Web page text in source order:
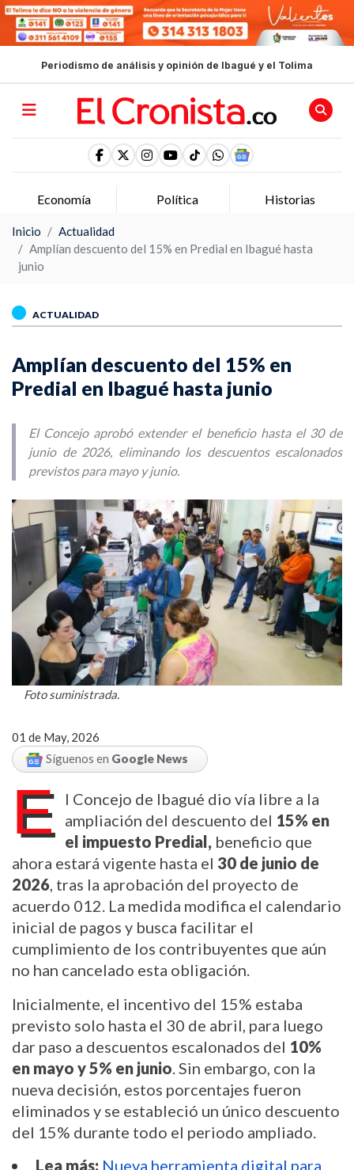
Periodismo de análisis y opinión de Ibagué y el Tolima
Economía Política Historias
Inicio
Actualidad
Amplían descuento del 15% en Predial en Ibagué hasta
junio
ACTUALIDAD
Amplían descuento del 15% en
Predial en Ibagué hasta junio
El Concejo aprobó extender el beneficio hasta el 30 de
junio de 2026, eliminando los descuentos escalonados
previstos para mayo y junio.
Foto suministrada.
01 de May, 2026
Síguenos en Google News
E
l Concejo de Ibagué dio vía libre a la
ampliación del descuento del 15% en
el impuesto Predial, beneficio que
ahora estará vigente hasta el 30 de junio de
2026 , tras la aprobación del proyecto de
acuerdo 012. La medida modifica el calendario
inicial de pagos y busca facilitar el
cumplimiento de los contribuyentes que aún
no han cancelado esta obligación.
Inicialmente, el incentivo del 15% estaba
previsto solo hasta el 30 de abril, para luego
dar paso a descuentos escalonados del 10%
en mayo y 5% en junio . Sin embargo, con la
nueva decisión, estos porcentajes fueron
eliminados y se estableció un único descuento
del 15% durante todo el periodo ampliado.
Lea más: Nueva herramienta digital para